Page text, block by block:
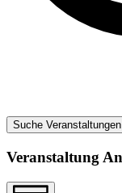
Suche Veranstaltungen
Veranstaltung